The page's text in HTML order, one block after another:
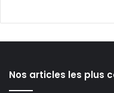
Nos articles les plus